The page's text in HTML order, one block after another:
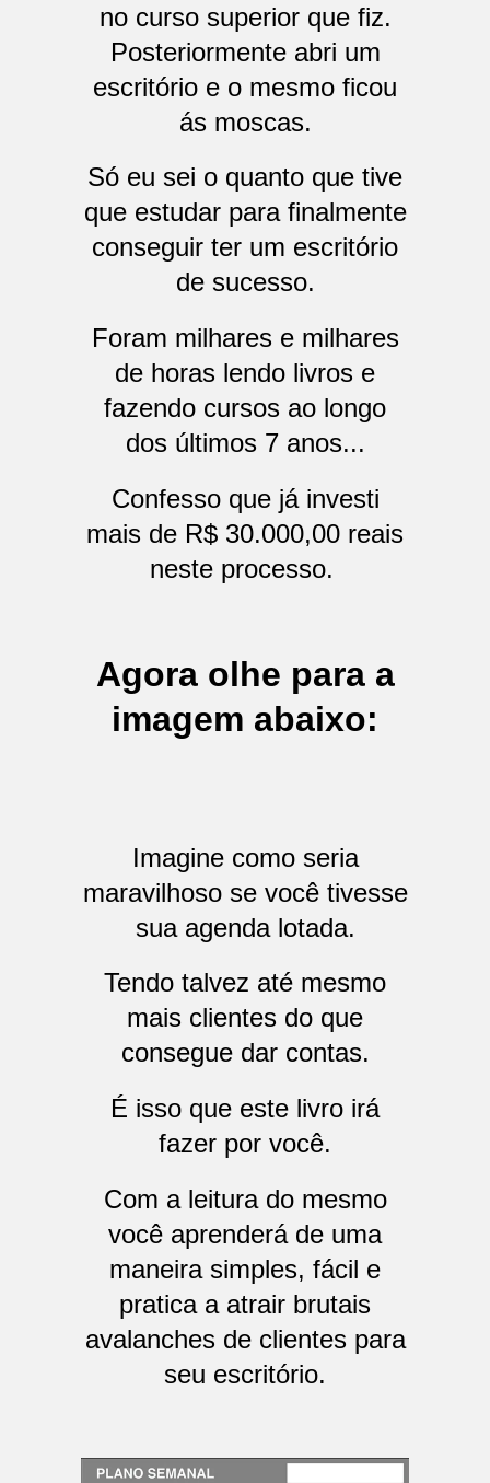
no curso superior que fiz.
Posteriormente abri um
escritório e o mesmo ficou
ás moscas.
Só eu sei o quanto que tive
que estudar para finalmente
conseguir ter um escritório
de sucesso.
Foram milhares e milhares
de horas lendo livros e
fazendo cursos ao longo
dos últimos 7 anos...
Confesso que já investi
mais de R$ 30.000,00 reais
neste processo.
Agora olhe para a
imagem abaixo:
Imagine como seria
maravilhoso se você tivesse
sua agenda lotada.
Tendo talvez até mesmo
mais clientes do que
consegue dar contas.
É isso que este livro irá
fazer por você.
Com a leitura do mesmo
você aprenderá de uma
maneira simples, fácil e
pratica a atrair brutais
avalanches de clientes para
seu escritório.